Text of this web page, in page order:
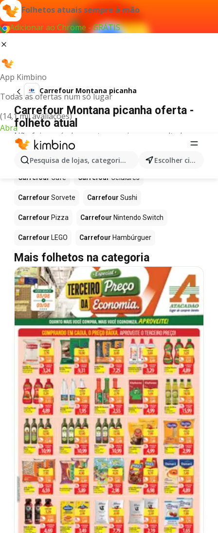
Folhetos atuais sempre à mão
Adicionar ao Chrome - GRÁTIS
App Kimbino
Todas as ofertas num só lugar
(14,1 mil avaliações)
Abra
Pesquisa de lojas, categorias,produtos... Escolher cidade
Carrefour Montana picanha
Carrefour Montana picanha oferta -
folheto atual
Não foi possível encontrar quaisquer resultados
para este termo.
Mais produtos em Carrefour
Carrefour Café Carrefour Celulares
Carrefour Sorvete Carrefour Sushi
Carrefour Pizza Carrefour Nintendo Switch
Carrefour LEGO Carrefour Hambúrguer
Mais folhetos na categoria